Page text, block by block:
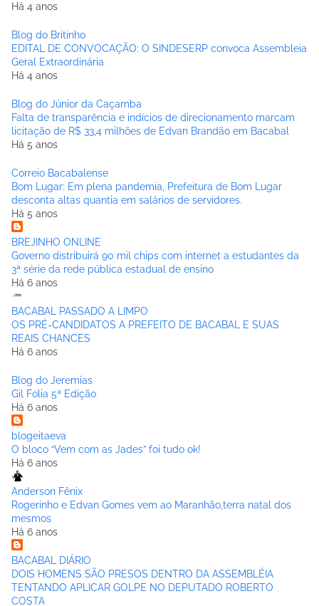
Há 4 anos
Blog do Britinho
EDITAL DE CONVOCAÇÃO: O SINDESERP convoca Assembleia
Geral Extraordinária
Há 4 anos
Blog do Júnior da Caçamba
Falta de transparência e indícios de direcionamento marcam
licitação de R$ 33,4 milhões de Edvan Brandão em Bacabal
Há 5 anos
Correio Bacabalense
Bom Lugar: Em plena pandemia, Prefeitura de Bom Lugar
desconta altas quantia em salários de servidores.
Há 5 anos
BREJINHO ONLINE
Governo distribuirá 90 mil chips com internet a estudantes da
3ª série da rede pública estadual de ensino
Há 6 anos
BACABAL PASSADO A LIMPO
OS PRÉ-CANDIDATOS A PREFEITO DE BACABAL E SUAS
REAIS CHANCES
Há 6 anos
Blog do Jeremias
Gil Folia 5ª Edição
Há 6 anos
blogeitaeva
O bloco “Vem com as Jades” foi tudo ok!
Há 6 anos
Anderson Fênix
Rogerinho e Edvan Gomes vem ao Maranhão,terra natal dos
mesmos
Há 6 anos
BACABAL DIÁRIO
DOIS HOMENS SÃO PRESOS DENTRO DA ASSEMBLÉIA
TENTANDO APLICAR GOLPE NO DEPUTADO ROBERTO
COSTA